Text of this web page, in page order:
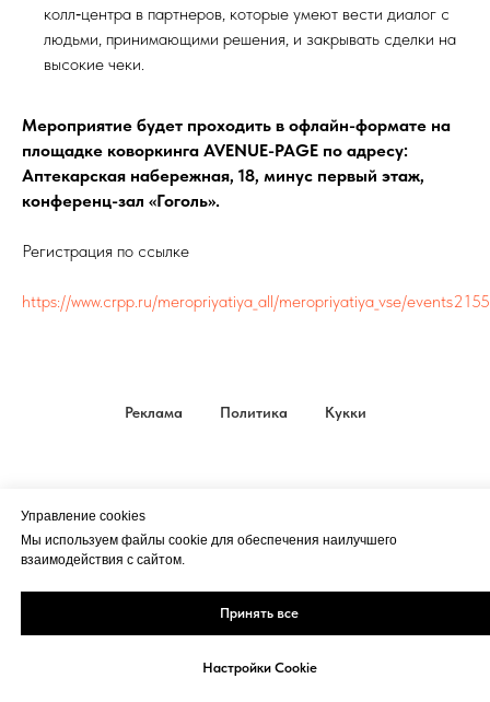
колл‑центра в партнеров, которые умеют вести диалог с
людьми, принимающими решения, и закрывать сделки на
высокие чеки.
Мероприятие будет проходить в офлайн-формате на
площадке коворкинга AVENUE-PAGE по адресу:
Аптекарская набережная, 18, минус первый этаж,
конференц-зал «Гоголь».
Регистрация по ссылке
https://www.crpp.ru/meropriyatiya_all/meropriyatiya_vse/
Управление cookies
Мы используем файлы cookie для обеспечения наилучшего
взаимодействия с сайтом.
Принять все
Настройки Cookie
Реклама Политика Кукки